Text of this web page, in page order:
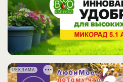
РЕКЛАМА